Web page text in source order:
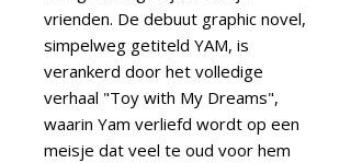
vrienden. De debuut graphic novel,
simpelweg getiteld YAM, is
verankerd door het volledige
verhaal "Toy with My Dreams",
waarin Yam verliefd wordt op een
meisje dat veel te oud voor hem